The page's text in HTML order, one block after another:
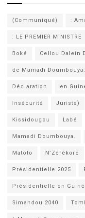
(Communiqué) :
: LE PREMIER MINISTRE
Boké Cellou Dalein
de Mamadi Doumbouya.
Déclaration en
Insécurité Juriste)
Kissidougou Labé
Mamadi Doumbouya.
Matoto N’Zérékoré
Présidentielle 2025
Présidentielle en
Simandou 2040